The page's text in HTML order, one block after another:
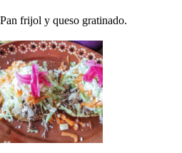
Pan frijol y queso gratinado.